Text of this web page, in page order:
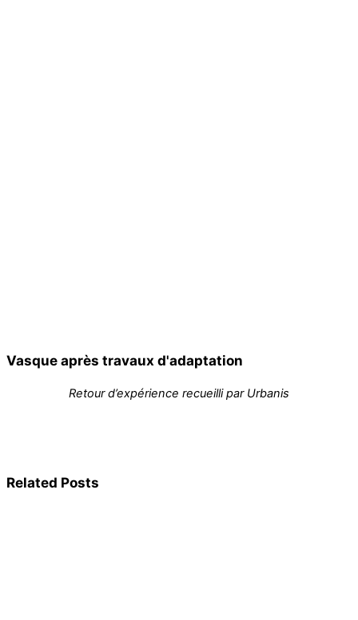
Vasque après travaux d'adaptation
Retour d’expérience recueilli par Urbanis
Related Posts